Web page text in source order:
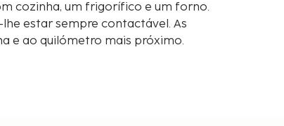
cozinha, um frigorífico e um forno.
estar sempre contactável. As
e ao quilómetro mais próximo.